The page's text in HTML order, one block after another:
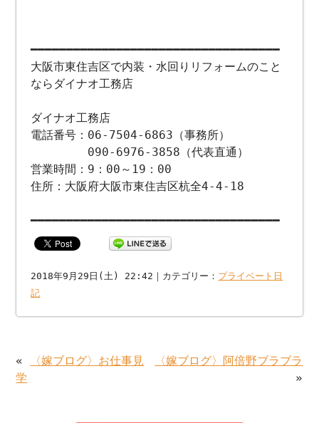
━━━━━━━━━━━━━━━━━━━━━━━━━━━━━━━━━━━
大阪市東住吉区で内装・水回りリフォームのこと
ならダイナオ工務店
ダイナオ工務店
電話番号：06-7504-6863（事務所）
090-6976-3858（代表直通）
営業時間：9：00～19：00
住所：大阪府大阪市東住吉区杭全4-4-18
━━━━━━━━━━━━━━━━━━━━━━━━━━━━━━━━━━━
2018年9月29日(土) 22:42｜カテゴリー： プライベート日
記
«
〈嫁ブログ〉お仕事見
学
〈嫁ブログ〉阿倍野ブラブラ
»